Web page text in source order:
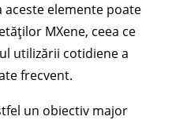
aceste elemente poate
MXene, ceea ce
utilizării cotidiene a
frecvent.
un obiectiv major